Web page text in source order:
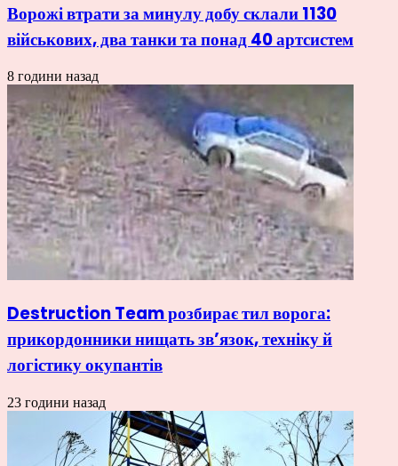
Ворожі втрати за минулу добу склали 1130
військових, два танки та понад 40 артсистем
8 години назад
Destruction Team розбирає тил ворога:
прикордонники нищать зв’язок, техніку й
логістику окупантів
23 години назад